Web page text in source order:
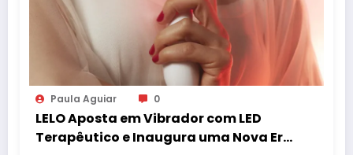
Paula Aguiar 0
LELO Aposta em Vibrador com LED
Terapêutico e Inaugura uma Nova Era